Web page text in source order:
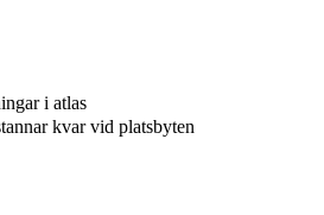
i atlas
kvar vid platsbyten